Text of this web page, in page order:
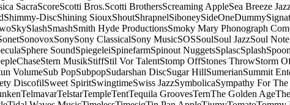
SacraScoreScotti Bros.Scotti BrothersScreaming AppleSea Breeze
Shimmy-DiscShining SiouxShoutShrapnelSiboneySideOneDummy
SkySlashSmashSmith Hyde ProductionsSmoky Mary Phonograph
SonovoxSonySony ClassicalSony MusicSOSSoulSoul JazzSoul Note
Sphere SoundSpiegeleiSpinefarmSpinout NuggetsSplascSplashSpoon
Stern MusikStiffStil Vor TalentStomp OffStones ThrowStorm
VolumeSub PopSubpopSudarshan DiscSugar HillSumerianSummit
DiscofilSweet SpiritSwingtimeSwiss JazzSymbolicaSympathy For
TelmavarTelstarTempleTentTequila GroovesTernThe Golden Age